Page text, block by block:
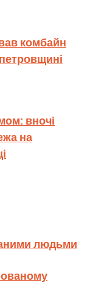
комбайн
вночі
на
людьми